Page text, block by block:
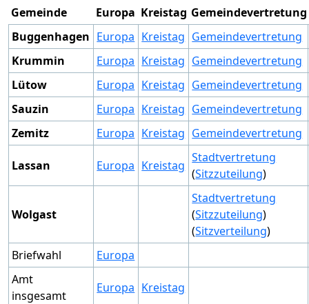
Gemeinde Europa Kreistag Gemeindevertretung
Buggenhagen Europa Kreistag Gemeindevertretung
Krummin
Europa Kreistag Gemeindevertretung
Lütow
Europa Kreistag Gemeindevertretung
Sauzin
Europa Kreistag Gemeindevertretung
Zemitz
Europa Kreistag Gemeindevertretung
Lassan Europa Kreistag
Stadtvertretung
(Sitzzuteilung)
Wolgast
Stadtvertretung
(Sitzzuteilung)
(Sitzverteilung)
Briefwahl
Europa
Amt
insgesamt
Europa Kreistag